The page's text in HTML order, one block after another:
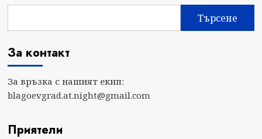
Търсене
За контакт
За връзка с нашият екип:
blagoevgrad.at.night@gmail.com
Приятели